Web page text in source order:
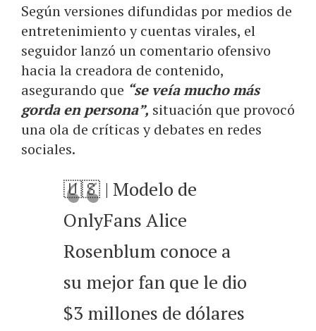
Según versiones difundidas por medios de
entretenimiento y cuentas virales, el
seguidor lanzó un comentario ofensivo
hacia la creadora de contenido,
asegurando que “se veía mucho más
gorda en persona”, situación que provocó
una ola de críticas y debates en redes
sociales.
🇺🇸 | Modelo de
OnlyFans Alice
Rosenblum conoce a
su mejor fan que le dio
$3 millones de dólares